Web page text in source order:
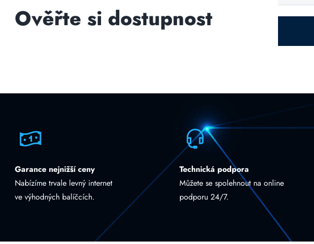
Ověřte si dostupnost
toto pole
prázdné.
Garance nejnižší ceny
Nabízíme trvale levný internet
ve výhodných balíčcích.
Technická podpora
Můžete se spolehnout na online
podporu 24/7.